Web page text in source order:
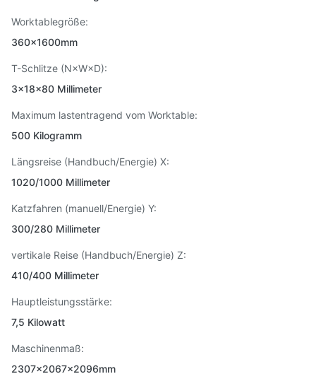
Worktablegröße:
360x1600mm
T-Schlitze (N×W×D):
3×18×80 Millimeter
Maximum lastentragend vom Worktable:
500 Kilogramm
Längsreise (Handbuch/Energie) X:
1020/1000 Millimeter
Katzfahren (manuell/Energie) Y:
300/280 Millimeter
vertikale Reise (Handbuch/Energie) Z:
410/400 Millimeter
Hauptleistungsstärke:
7,5 Kilowatt
Maschinenmaß:
2307×2067×2096mm